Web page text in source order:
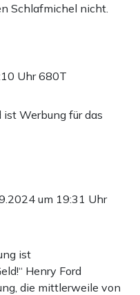
Schlafmichel nicht.
Uhr680T
ist Werbung für das
um 19:31 Uhr
ist
Henry Ford
die mittlerweile von